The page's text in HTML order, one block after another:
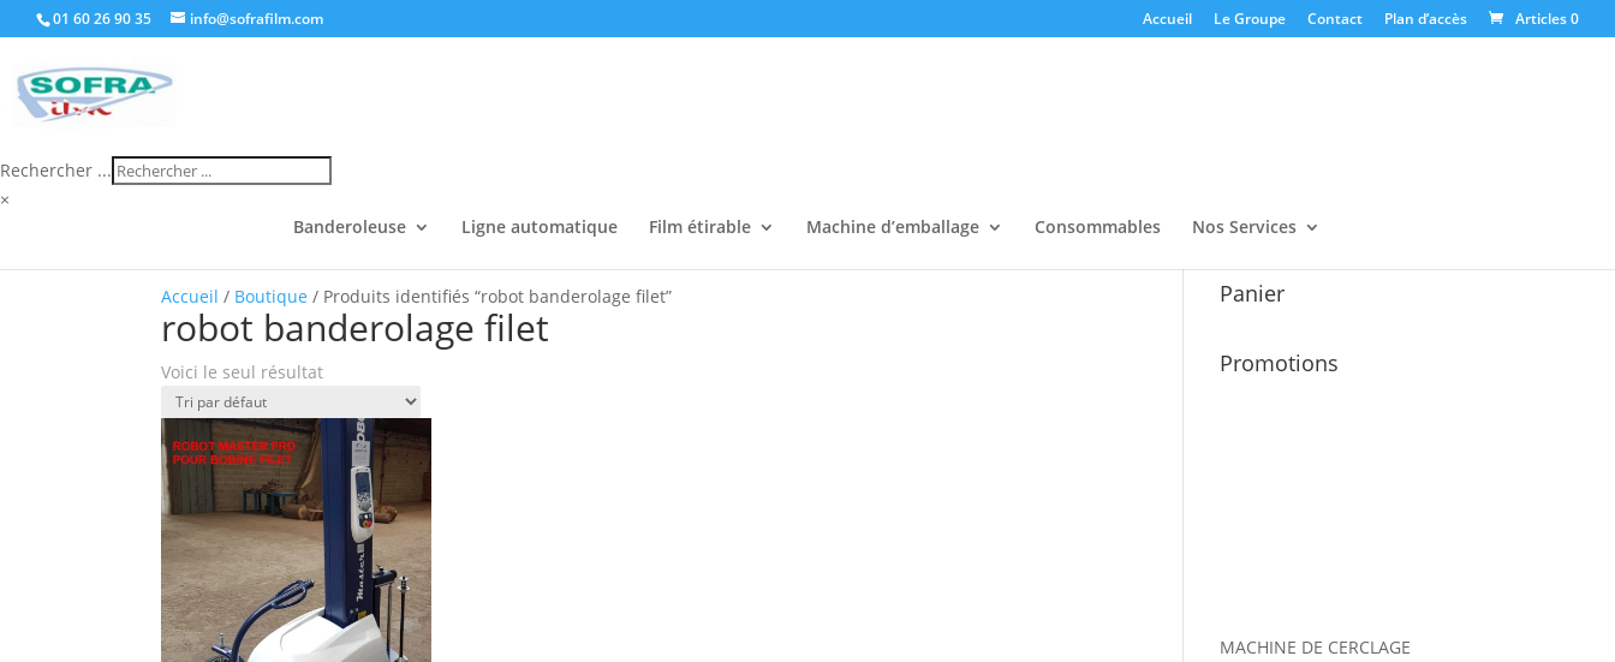
01 60 26 90 35 info@sofrafilm.com Accueil Le Groupe Contact Plan d’accès Articles 0
Rechercher ...
×
Banderoleuse
Ligne automatique Film étirable Machine d’emballage Consommables Nos Services
Accueil / Boutique / Produits identifiés “robot banderolage filet”
robot banderolage filet
Voici le seul résultat
Panier
Promotions
MACHINE DE CERCLAGE